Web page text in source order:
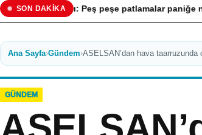
SON DAKİKA
Peş peşe patlamalar paniğe neden oldu
Ana Sayfa›Gündem›ASELSAN’dan hava
GÜNDEM